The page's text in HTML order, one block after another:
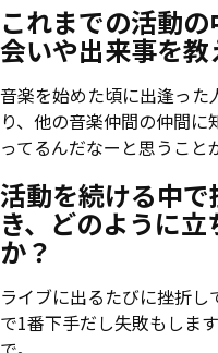
これまでの活動
会いや出来事を教
音楽を始めた頃に出逢っ
り、他の音楽仲間の仲間
ってるんだなーと思うこと
活動を続ける中
き、どのように
か？
ライブに出るたびに挫折
で1番下手だし失敗もしま